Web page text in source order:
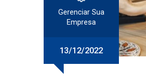
Gerenciar Sua
Empresa
13/12/2022